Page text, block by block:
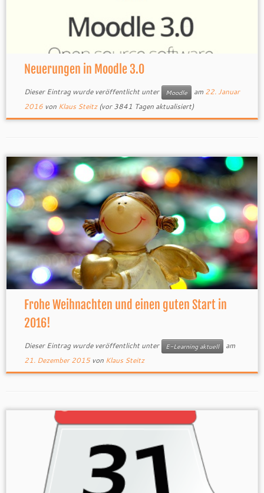
Neuerungen in Moodle 3.0
Dieser Eintrag wurde veröffentlicht unter Moodle am 22. Januar
2016 von Klaus Steitz(vor 3841 Tagen aktualisiert)
Frohe Weihnachten und einen guten Start in
2016!
Dieser Eintrag wurde veröffentlicht unter E-Learning aktuell
am
21. Dezember 2015 von Klaus Steitz